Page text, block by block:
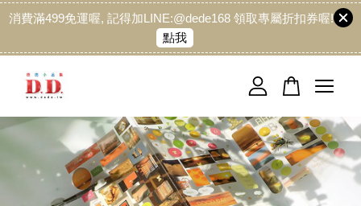
消費滿499免運喔, 記得加LINE:@dede168 領取專屬折扣券喔!
點我
您的購物車目前還是空的。
繼續購物